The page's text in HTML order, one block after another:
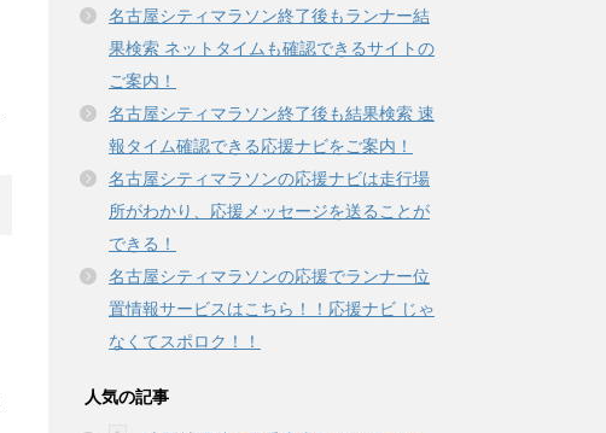
で
き
ま
名古屋シティマラソン終了後もランナー結
果検索 ネットタイムも確認できるサイトの
ご案内！
名古屋シティマラソン終了後も結果検索 速
報タイム確認できる応援ナビをご案内！
名古屋シティマラソンの応援ナビは走行場
所がわかり、応援メッセージを送ることが
できる！
名古屋シティマラソンの応援でランナー位
置情報サービスはこちら！！応援ナビ じゃ
なくてスポロク！！
人気の記事